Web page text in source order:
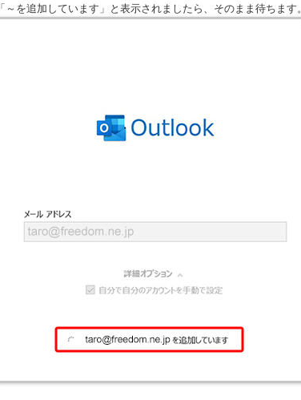
「～を追加しています」と表示されましたら、そのまま待ちます。